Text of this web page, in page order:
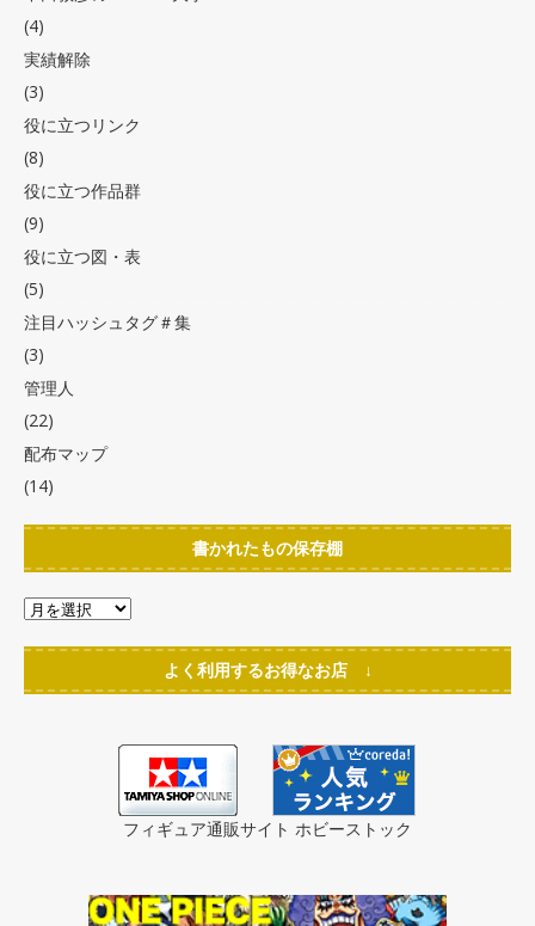
(4)
実績解除
(3)
役に立つリンク
(8)
役に立つ作品群
(9)
役に立つ図・表
(5)
注目ハッシュタグ＃集
(3)
管理人
(22)
配布マップ
(14)
書かれたもの保存棚
よく利用するお得なお店 ↓
フィギュア通販サイト ホビーストック